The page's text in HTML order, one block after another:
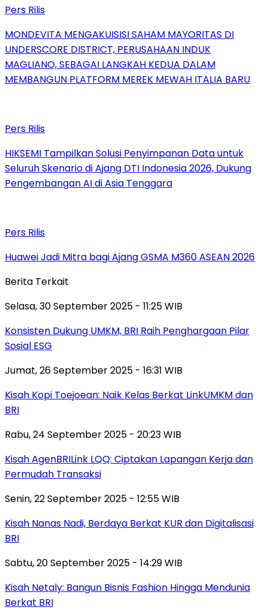
Pers Rilis
MONDEVITA MENGAKUISISI SAHAM MAYORITAS DI
UNDERSCORE DISTRICT, PERUSAHAAN INDUK
MAGLIANO, SEBAGAI LANGKAH KEDUA DALAM
MEMBANGUN PLATFORM MEREK MEWAH ITALIA BARU
Pers Rilis
HIKSEMI Tampilkan Solusi Penyimpanan Data untuk
Seluruh Skenario di Ajang DTI Indonesia 2026, Dukung
Pengembangan AI di Asia Tenggara
Pers Rilis
Huawei Jadi Mitra bagi Ajang GSMA M360 ASEAN 2026
Berita Terkait
Selasa, 30 September 2025 - 11:25 WIB
Konsisten Dukung UMKM, BRI Raih Penghargaan Pilar
Sosial ESG
Jumat, 26 September 2025 - 16:31 WIB
Kisah Kopi Toejoean: Naik Kelas Berkat LinkUMKM dan
BRI
Rabu, 24 September 2025 - 20:23 WIB
Kisah AgenBRILink LQQ: Ciptakan Lapangan Kerja dan
Permudah Transaksi
Senin, 22 September 2025 - 12:55 WIB
Kisah Nanas Nadi, Berdaya Berkat KUR dan Digitalisasi
BRI
Sabtu, 20 September 2025 - 14:29 WIB
Kisah Netaly: Bangun Bisnis Fashion Hingga Mendunia
Berkat BRI